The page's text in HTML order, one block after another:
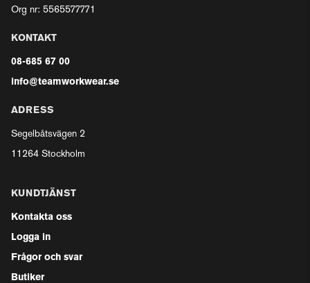
Org nr: 5565577771
KONTAKT
08-685 67 00
info@teamworkwear.se
ADRESS
Segelbåtsvägen 2
11264 Stockholm
KUNDTJÄNST
Kontakta oss
Logga in
Frågor och svar
Butiker